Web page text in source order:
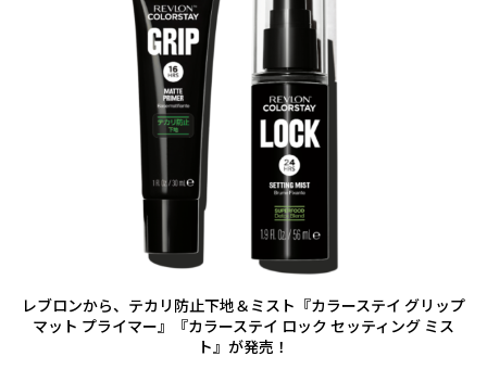
レブロンから、テカリ防止下地＆ミスト『カラーステイ グリップ
マット プライマー』『カラーステイ ロック セッティング ミス
ト』が発売！